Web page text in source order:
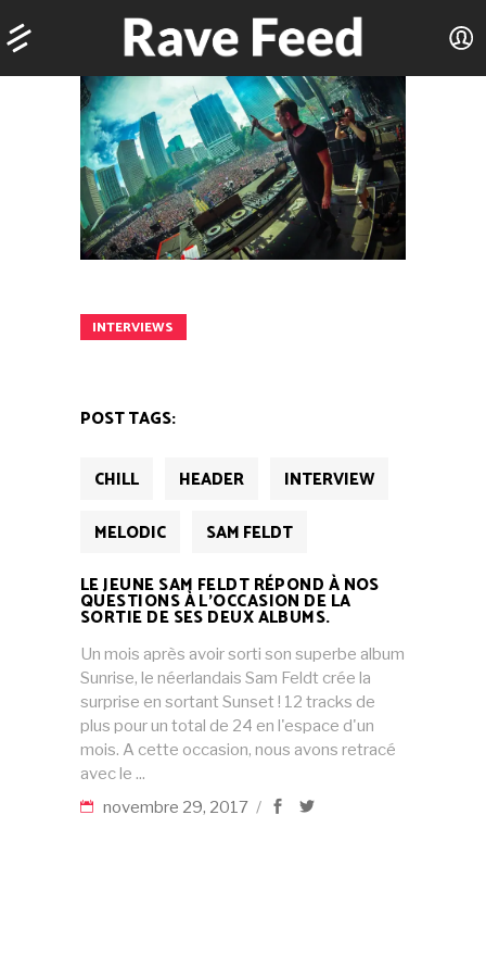
INTERVIEWS
POST TAGS:
CHILL HEADER
INTERVIEW
MELODIC
SAM FELDT
LE JEUNE SAM FELDT RÉPOND À NOS
QUESTIONS À L’OCCASION DE LA
SORTIE DE SES DEUX ALBUMS.
Un mois après avoir sorti son superbe album
Sunrise, le néerlandais Sam Feldt crée la
surprise en sortant Sunset ! 12 tracks de
plus pour un total de 24 en l'espace d'un
mois. A cette occasion, nous avons retracé
avec le
novembre 29, 2017